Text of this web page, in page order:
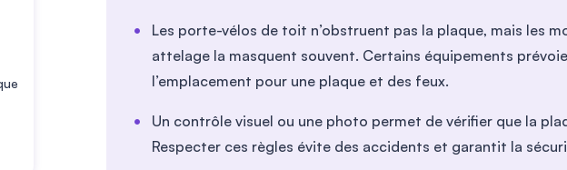
Les porte-vélos de toit n’obstruent pas la plaque, mais les
attelage la masquent souvent. Certains équipements
l’emplacement pour une plaque et des feux.
Un contrôle visuel ou une photo permet de vérifier que la
Respecter ces règles évite des accidents et garantit la